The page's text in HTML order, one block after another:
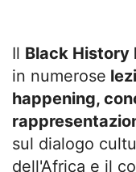
Il Black History
in numerose
happening,
sul dialogo
dell'Africa e il